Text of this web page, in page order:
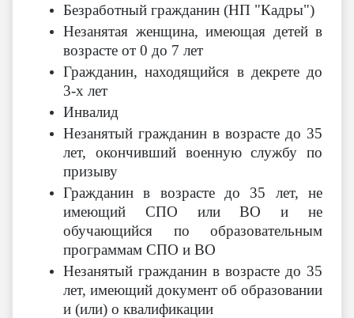
Безработный гражданин (НП "Кадры")
Незанятая женщина, имеющая детей в
возрасте от 0 до 7 лет
Гражданин, находящийся в декрете до
3-х лет
Инвалид
Незанятый гражданин в возрасте до 35
лет, окончивший военную службу по
призыву
Гражданин в возрасте до 35 лет, не
имеющий СПО или ВО и не
обучающийся по образовательным
программам СПО и ВО
Незанятый гражданин в возрасте до 35
лет, имеющий документ об образовании
и (или) о квалификации